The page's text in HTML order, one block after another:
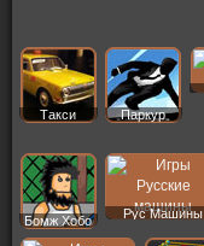
Такси Паркур
Бомж Хобо
Рус Машины